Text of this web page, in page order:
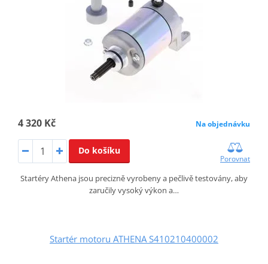
4 320 Kč Na objednávku
Do košíku
Porovnat
Startéry Athena jsou precizně vyrobeny a pečlivě testovány, aby
zaručily vysoký výkon a…
Startér motoru ATHENA S410210400002